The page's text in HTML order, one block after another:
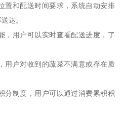
置和配送时间要求，系统自动安排
达。
，用户可以实时查看配送进度，了
用户对收到的蔬菜不满意或存在质
分制度，用户可以通过消费累积积